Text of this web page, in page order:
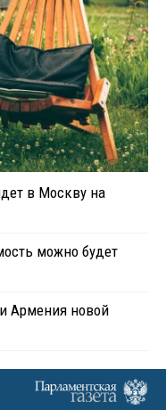
в Москву на
можно будет
Армения новой